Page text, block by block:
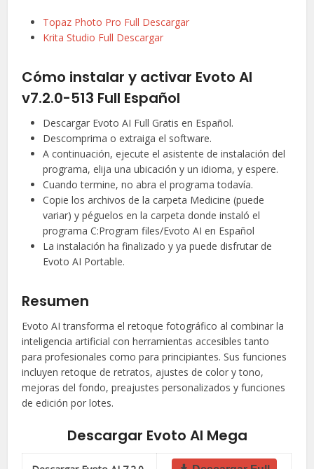
Topaz Photo Pro Full Descargar
Krita Studio Full Descargar
Cómo instalar y activar Evoto AI
v7.2.0-513 Full Español
Descargar Evoto AI Full Gratis en Español.
Descomprima o extraiga el software.
A continuación, ejecute el asistente de instalación del
programa, elija una ubicación y un idioma, y espere.
Cuando termine, no abra el programa todavía.
Copie los archivos de la carpeta Medicine (puede
variar) y péguelos en la carpeta donde instaló el
programa C:Program files/Evoto AI en Español
La instalación ha finalizado y ya puede disfrutar de
Evoto AI Portable.
Resumen
Evoto AI transforma el retoque fotográfico al combinar la
inteligencia artificial con herramientas accesibles tanto
para profesionales como para principiantes. Sus funciones
incluyen retoque de retratos, ajustes de color y tono,
mejoras del fondo, preajustes personalizados y funciones
de edición por lotes.
Descargar Evoto AI Mega